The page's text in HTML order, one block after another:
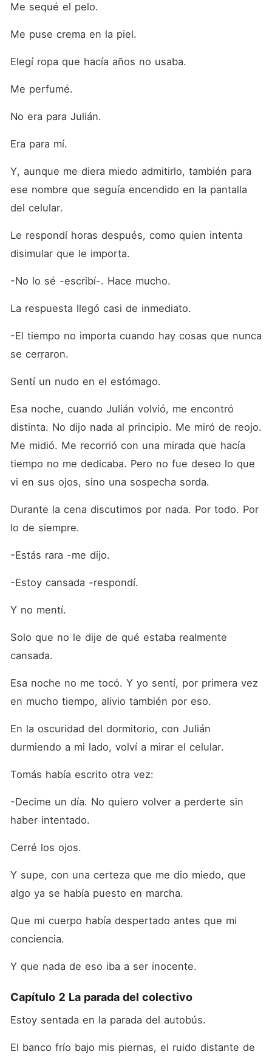
Me sequé el pelo.
Me puse crema en la piel.
Elegí ropa que hacía años no usaba.
Me perfumé.
No era para Julián.
Era para mí.
Y, aunque me diera miedo admitirlo, también para
ese nombre que seguía encendido en la pantalla
del celular.
Le respondí horas después, como quien intenta
disimular que le importa.
-No lo sé -escribí-. Hace mucho.
La respuesta llegó casi de inmediato.
-El tiempo no importa cuando hay cosas que nunca
se cerraron.
Sentí un nudo en el estómago.
Esa noche, cuando Julián volvió, me encontró
distinta. No dijo nada al principio. Me miró de reojo.
Me midió. Me recorrió con una mirada que hacía
tiempo no me dedicaba. Pero no fue deseo lo que
vi en sus ojos, sino una sospecha sorda.
Durante la cena discutimos por nada. Por todo. Por
lo de siempre.
-Estás rara -me dijo.
-Estoy cansada -respondí.
Y no mentí.
Solo que no le dije de qué estaba realmente
cansada.
Esa noche no me tocó. Y yo sentí, por primera vez
en mucho tiempo, alivio también por eso.
En la oscuridad del dormitorio, con Julián
durmiendo a mi lado, volví a mirar el celular.
Tomás había escrito otra vez:
-Decime un día. No quiero volver a perderte sin
haber intentado.
Cerré los ojos.
Y supe, con una certeza que me dio miedo, que
algo ya se había puesto en marcha.
Que mi cuerpo había despertado antes que mi
conciencia.
Y que nada de eso iba a ser inocente.
Capítulo 2 La parada del colectivo
Estoy sentada en la parada del autobús.
El banco frío bajo mis piernas, el ruido distante de